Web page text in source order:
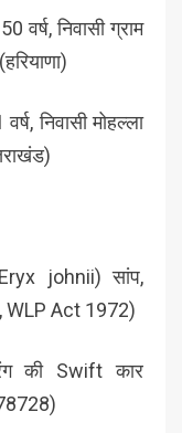
निवासी ग्राम
निवासी मोहल्ला
johnii) सांप,
WLP Act 1972)
की Swift कार